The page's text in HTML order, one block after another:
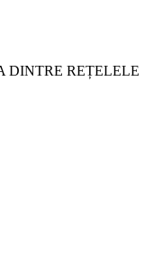
DINTRE REȚELELE